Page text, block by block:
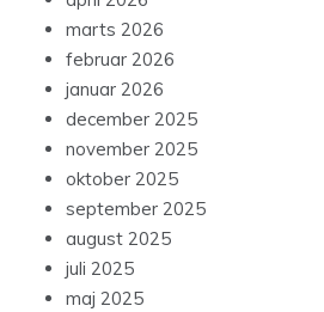
marts 2026
februar 2026
januar 2026
december 2025
november 2025
oktober 2025
september 2025
august 2025
juli 2025
maj 2025